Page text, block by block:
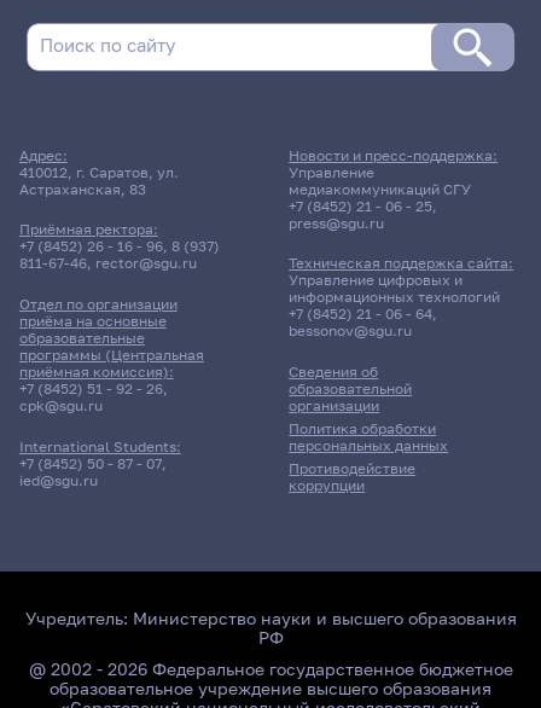
Адрес:
410012, г. Саратов, ул.
Астраханская, 83
Приёмная ректора:
+7 (8452) 26 - 16 - 96, 8 (937)
811-67-46, rector@sgu.ru
Отдел по организации
приёма на основные
образовательные
программы (Центральная
приёмная комиссия):
+7 (8452) 51 - 92 - 26,
cpk@sgu.ru
International Students:
+7 (8452) 50 - 87 - 07,
ied@sgu.ru
Сведения об
образовательной
организации
Политика обработки
персональных данных
Противодействие
коррупции
Новости и пресс-поддержка:
Управление
медиакоммуникаций СГУ
+7 (8452) 21 - 06 - 25,
press@sgu.ru
Техническая поддержка сайта:
Управление цифровых и
информационных технологий
+7 (8452) 21 - 06 - 64,
bessonov@sgu.ru
Учредитель: Министерство науки и высшего образования
РФ
@ 2002 - 2026 Федеральное государственное бюджетное
образовательное учреждение высшего образования